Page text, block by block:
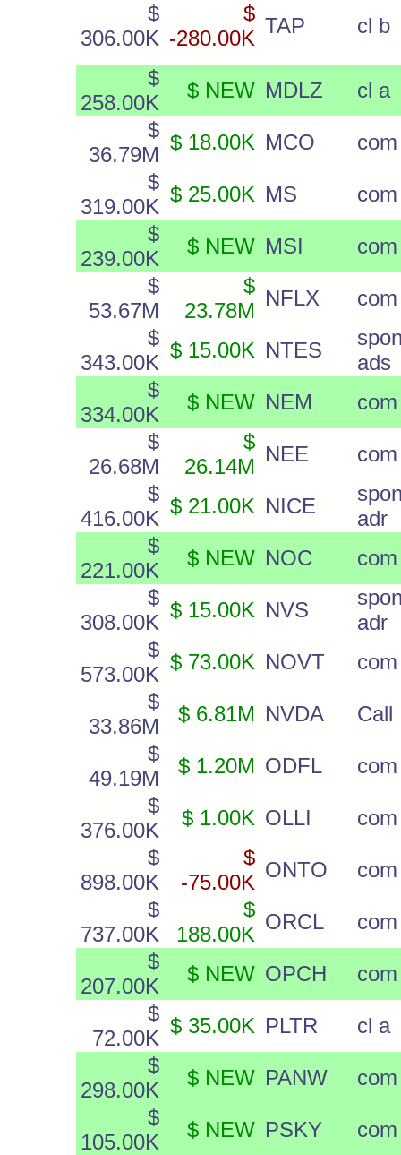
$
306.00K
$
-280.00K
TAP cl b
$
258.00K
$ NEW MDLZ
cl a
$
36.79M
$ 18.00K MCO
com
$
319.00K
$ 25.00K MS
$
239.00K
$ NEW MSI
$
53.67M
$
23.78M
NFLX
com
$
343.00K
$ 15.00K NTES
ads
$
334.00K
$ NEW NEM
com
$
26.68M
$
26.14M
NEE
com
$
416.00K
$ 21.00K NICE
adr
$
221.00K
$ NEW NOC
com
$
308.00K
$ 15.00K NVS
adr
$
573.00K
$ 73.00K NOVT
com
$
33.86M
$ 6.81M NVDA
Call
$
49.19M
$ 1.20M ODFL
com
$
376.00K
$ 1.00K OLLI
com
$
898.00K
$
-75.00K
ONTO
com
$
737.00K
$
188.00K
ORCL
com
$
207.00K
$ NEW OPCH
$
72.00K
$ 35.00K PLTR
cl a
$
298.00K
$ NEW PANW
com
$
105.00K
$ NEW PSKY